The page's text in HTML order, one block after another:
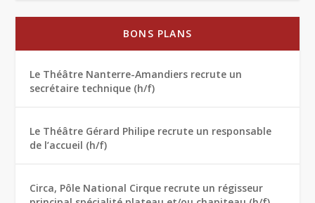
BONS PLANS
Le Théâtre Nanterre-Amandiers recrute un
secrétaire technique (h/f)
Le Théâtre Gérard Philipe recrute un responsable
de l’accueil (h/f)
Circa, Pôle National Cirque recrute un régisseur